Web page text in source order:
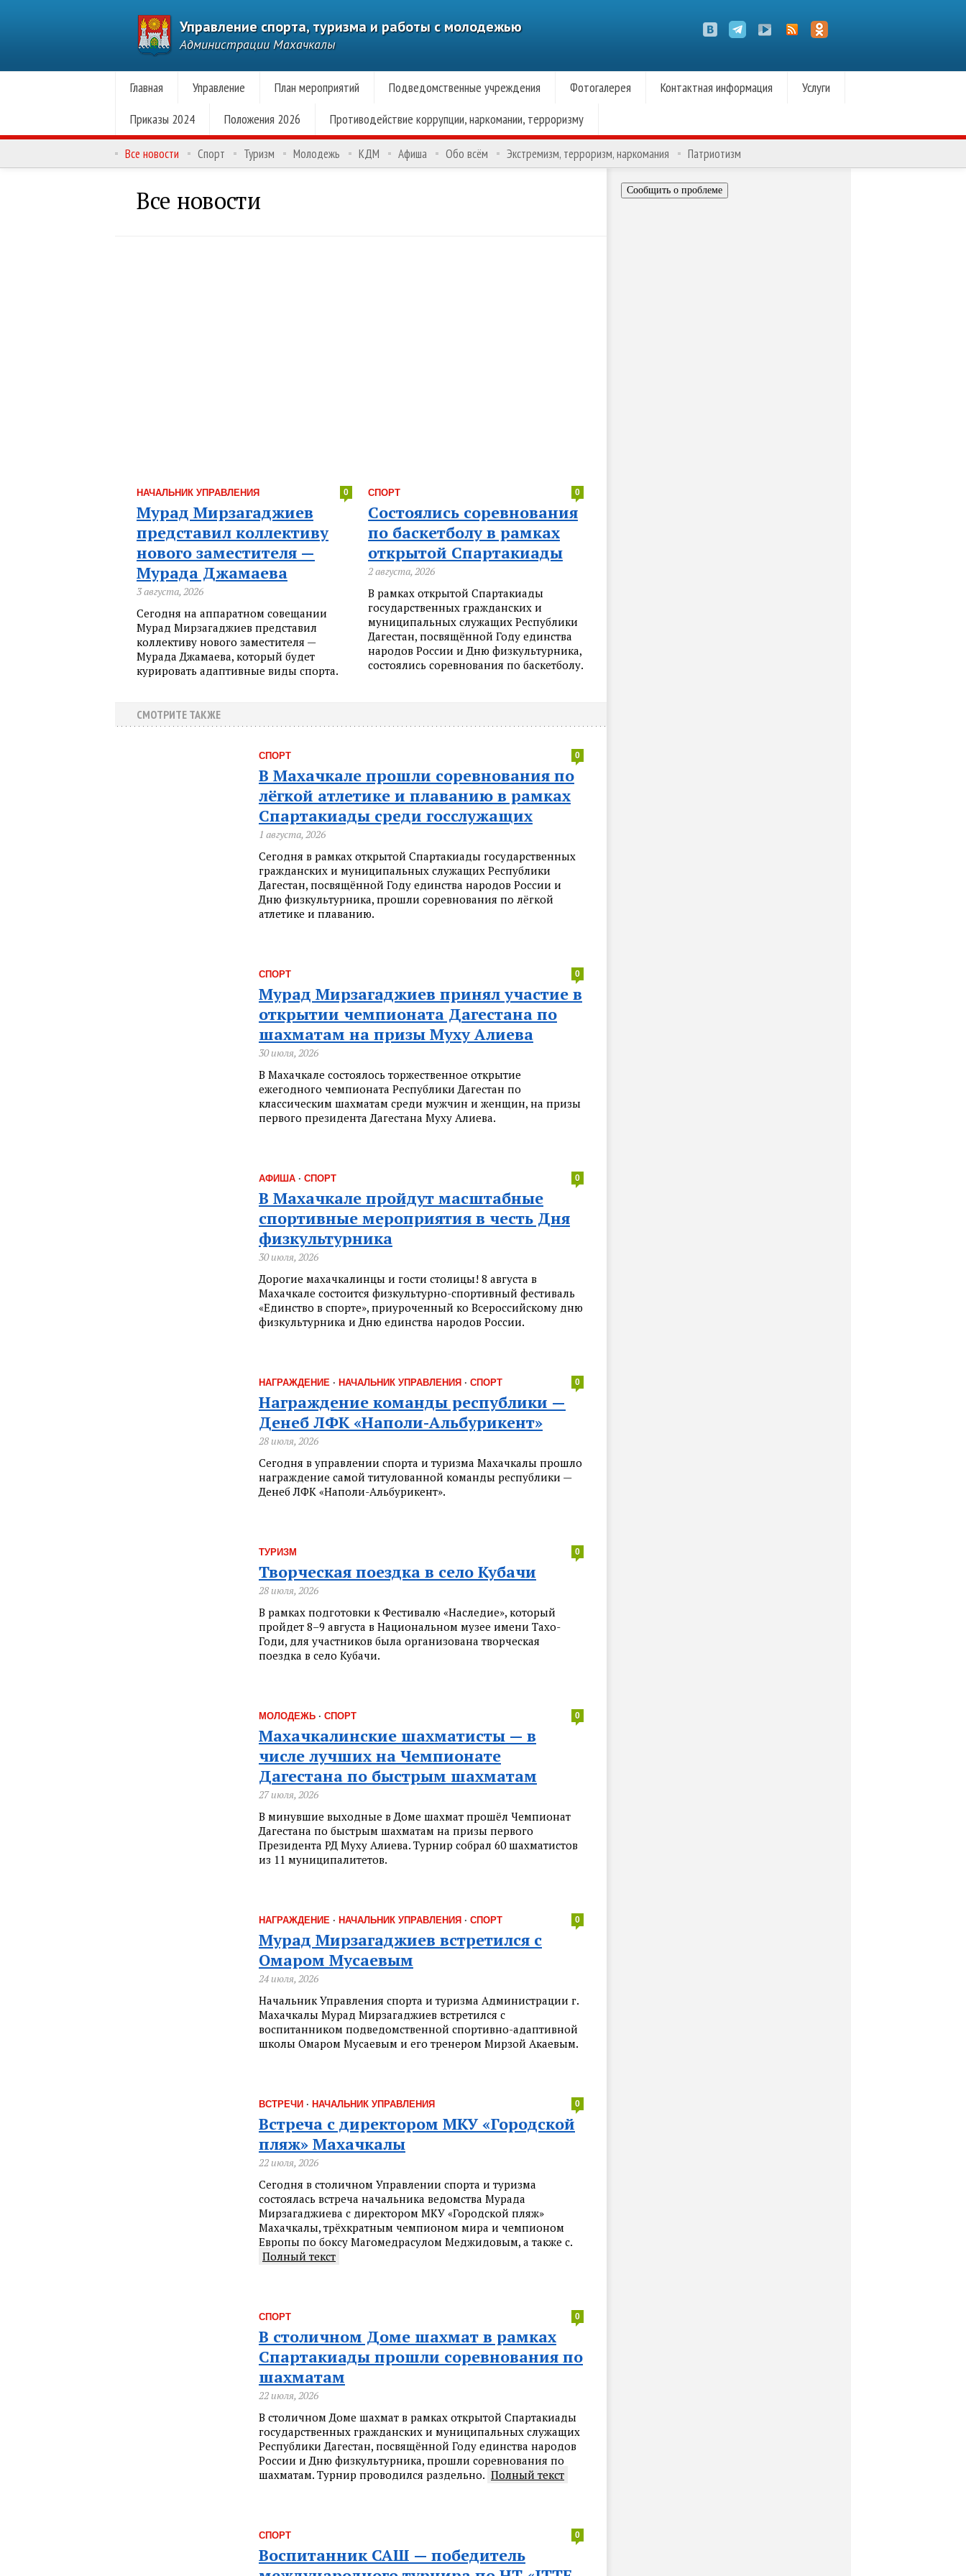
Управление спорта, туризма и работы с молодежью
Администрации Махачкалы
Главная Управление План мероприятий Подведомственные учреждения Фотогалерея Контактная информация
Услуги
Приказы 2024
Положения 2026 Противодействие коррупции, наркомании, терроризму
Все новости Спорт Туризм Молодежь КДМ Афиша Обо всём Экстремизм, терроризм, наркомания Патриотизм
Все новости
НАЧАЛЬНИК УПРАВЛЕНИЯ 0
Мурад Мирзагаджиев
представил коллективу
нового заместителя —
Мурада Джамаева
3 августа, 2026
Сегодня на аппаратном совещании
Мурад Мирзагаджиев представил
коллективу нового заместителя —
Мурада Джамаева, который будет
курировать адаптивные виды спорта.
СПОРТ 0
Состоялись соревнования
по баскетболу в рамках
открытой Спартакиады
2 августа, 2026
В рамках открытой Спартакиады
государственных гражданских и
муниципальных служащих Республики
Дагестан, посвящённой Году единства
народов России и Дню физкультурника,
состоялись соревнования по баскетболу.
СМОТРИТЕ ТАКЖЕ
СПОРТ 0
В Махачкале прошли соревнования по
лёгкой атлетике и плаванию в рамках
Спартакиады среди госслужащих
1 августа, 2026
Сегодня в рамках открытой Спартакиады государственных
гражданских и муниципальных служащих Республики
Дагестан, посвящённой Году единства народов России и
Дню физкультурника, прошли соревнования по лёгкой
атлетике и плаванию.
СПОРТ 0
Мурад Мирзагаджиев принял участие в
открытии чемпионата Дагестана по
шахматам на призы Муху Алиева
30 июля, 2026
В Махачкале состоялось торжественное открытие
ежегодного чемпионата Республики Дагестан по
классическим шахматам среди мужчин и женщин, на призы
первого президента Дагестана Муху Алиева.
АФИША · СПОРТ 0
В Махачкале пройдут масштабные
спортивные мероприятия в честь Дня
физкультурника
30 июля, 2026
Дорогие махачкалинцы и гости столицы! 8 августа в
Махачкале состоится физкультурно-спортивный фестиваль
«Единство в спорте», приуроченный ко Всероссийскому дню
физкультурника и Дню единства народов России.
НАГРАЖДЕНИЕ · НАЧАЛЬНИК УПРАВЛЕНИЯ · СПОРТ 0
Награждение команды республики —
Денеб ЛФК «Наполи-Альбурикент»
28 июля, 2026
Сегодня в управлении спорта и туризма Махачкалы прошло
награждение самой титулованной команды республики —
Денеб ЛФК «Наполи-Альбурикент».
ТУРИЗМ 0
Творческая поездка в село Кубачи
28 июля, 2026
В рамках подготовки к Фестивалю «Наследие», который
пройдет 8–9 августа в Национальном музее имени Тахо-
Годи, для участников была организована творческая
поездка в село Кубачи.
МОЛОДЕЖЬ · СПОРТ 0
Махачкалинские шахматисты — в
числе лучших на Чемпионате
Дагестана по быстрым шахматам
27 июля, 2026
В минувшие выходные в Доме шахмат прошёл Чемпионат
Дагестана по быстрым шахматам на призы первого
Президента РД Муху Алиева. Турнир собрал 60 шахматистов
из 11 муниципалитетов.
НАГРАЖДЕНИЕ · НАЧАЛЬНИК УПРАВЛЕНИЯ · СПОРТ 0
Мурад Мирзагаджиев встретился с
Омаром Мусаевым
24 июля, 2026
Начальник Управления спорта и туризма Администрации г.
Махачкалы Мурад Мирзагаджиев встретился с
воспитанником подведомственной спортивно-адаптивной
школы Омаром Мусаевым и его тренером Мирзой Акаевым.
ВСТРЕЧИ · НАЧАЛЬНИК УПРАВЛЕНИЯ 0
Встреча с директором МКУ «Городской
пляж» Махачкалы
22 июля, 2026
Сегодня в столичном Управлении спорта и туризма
состоялась встреча начальника ведомства Мурада
Мирзагаджиева с директором МКУ «Городской пляж»
Махачкалы, трёхкратным чемпионом мира и чемпионом
Европы по боксу Магомедрасулом Меджидовым, а также с.
Полный текст
СПОРТ 0
В столичном Доме шахмат в рамках
Спартакиады прошли соревнования по
шахматам
22 июля, 2026
В столичном Доме шахмат в рамках открытой Спартакиады
государственных гражданских и муниципальных служащих
Республики Дагестан, посвящённой Году единства народов
России и Дню физкультурника, прошли соревнования по
шахматам. Турнир проводился раздельно. Полный текст
СПОРТ 0
Воспитанник САШ — победитель
Сообщить о проблеме